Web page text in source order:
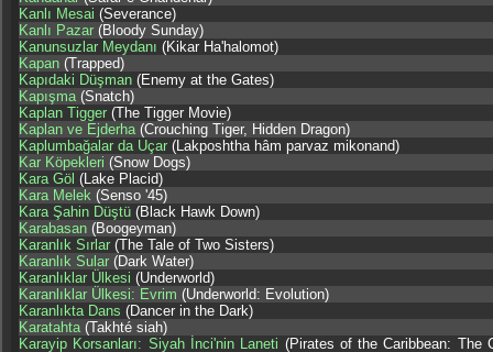
Kanlı Mesai (Severance)
Kanlı Pazar (Bloody Sunday)
Kanunsuzlar Meydanı (Kikar Ha'halomot)
Kapan (Trapped)
Kapıdaki Düşman (Enemy at the Gates)
Kapışma(Snatch)
Kaplan Tigger (The Tigger Movie)
Kaplan ve Ejderha(Crouching Tiger, Hidden Dragon)
Kaplumbağalar da Uçar (Lakposhtha hâm parvaz mikonand)
Kar Köpekleri (Snow Dogs)
Kara Göl (Lake Placid)
Kara Melek (Senso '45)
Kara Şahin Düştü (Black Hawk Down)
Karabasan (Boogeyman)
Karanlık Sırlar (The Tale of Two Sisters)
Karanlık Sular (Dark Water)
Karanlıklar Ülkesi (Underworld)
Karanlıklar Ülkesi: Evrim (Underworld: Evolution)
Karanlıkta Dans (Dancer in the Dark)
Karatahta(Takhté siah)
Karayip Korsanları: Siyah İnci'nin Laneti (Pirates of the Caribbean: The